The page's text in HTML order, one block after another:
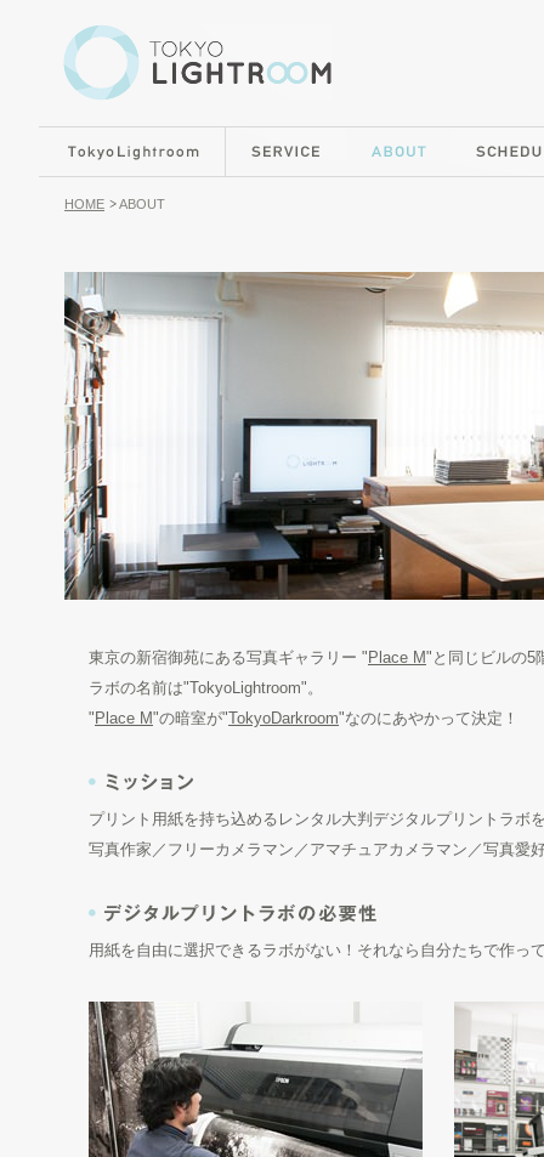
HOME ABOUT
東京の新宿御苑にある写真ギャラリー " Place M"と同じビルの5
ラボの名前は"TokyoLightroom"。
" Place M"の暗室が"TokyoDarkroom"なのにあやかって決定！
プリント用紙を持ち込めるレンタル大判デジタルプリントラボ
写真作家／フリーカメラマン／アマチュアカメラマン／写真
用紙を自由に選択できるラボがない！それなら自分たちで作っ